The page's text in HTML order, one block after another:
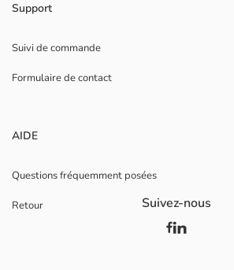
Support
Suivi de commande
Formulaire de contact
AIDE
Questions fréquemment posées
Retour Suivez-nous